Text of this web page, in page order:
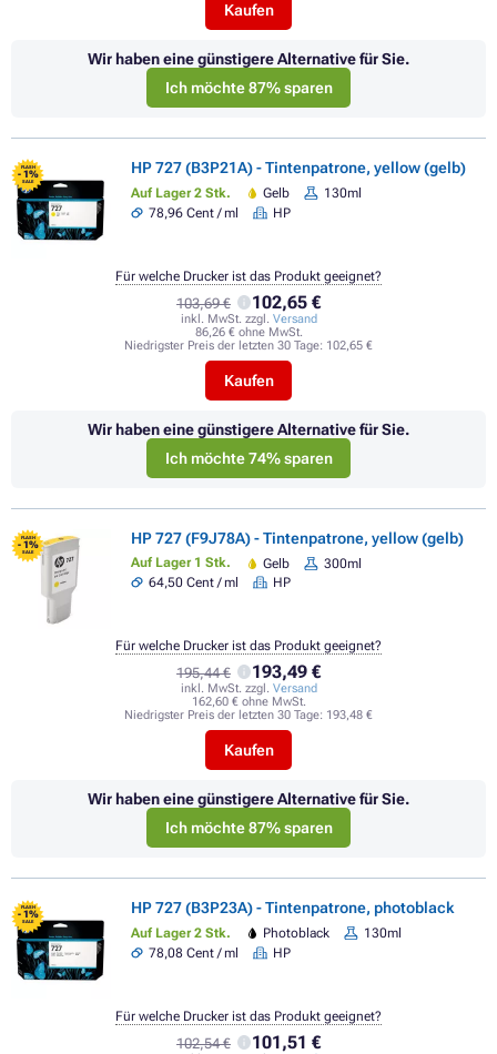
Kaufen
Wir haben eine günstigere Alternative für Sie.
Ich möchte 87% sparen
FLASH
- 1%
SALE
HP 727 (B3P21A) - Tintenpatrone, yellow (gelb)
Auf Lager 2 Stk. Gelb
130ml
78,96 Cent / ml
HP
103,69 € 102,65 €
inkl. MwSt. zzgl. Versand
86,26 € ohne MwSt.
Niedrigster Preis der letzten 30 Tage: 102,65 €
Kaufen
Für welche Drucker ist das Produkt geeignet?
Wir haben eine günstigere Alternative für Sie.
Ich möchte 74% sparen
FLASH
- 1%
SALE
HP 727 (F9J78A) - Tintenpatrone, yellow (gelb)
Auf Lager 1 Stk. Gelb
300ml
64,50 Cent / ml
HP
195,44 € 193,49 €
inkl. MwSt. zzgl. Versand
162,60 € ohne MwSt.
Niedrigster Preis der letzten 30 Tage: 193,48 €
Kaufen
Für welche Drucker ist das Produkt geeignet?
Wir haben eine günstigere Alternative für Sie.
Ich möchte 87% sparen
FLASH
- 1%
SALE
HP 727 (B3P23A) - Tintenpatrone, photoblack
Auf Lager 2 Stk. Photoblack
130ml
78,08 Cent / ml
HP
102,54 € 101,51 €
Für welche Drucker ist das Produkt geeignet?